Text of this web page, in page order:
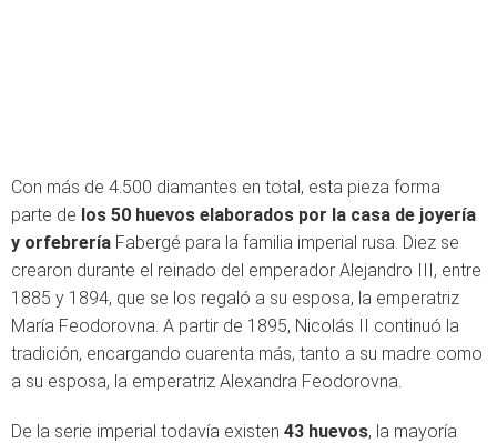
Con más de 4.500 diamantes en total, esta pieza forma
parte de los 50 huevos elaborados por la casa de joyería
y orfebrería Fabergé para la familia imperial rusa. Diez se
crearon durante el reinado del emperador Alejandro III, entre
1885 y 1894, que se los regaló a su esposa, la emperatriz
María Feodorovna. A partir de 1895, Nicolás II continuó la
tradición, encargando cuarenta más, tanto a su madre como
a su esposa, la emperatriz Alexandra Feodorovna.
De la serie imperial todavía existen 43 huevos, la mayoría